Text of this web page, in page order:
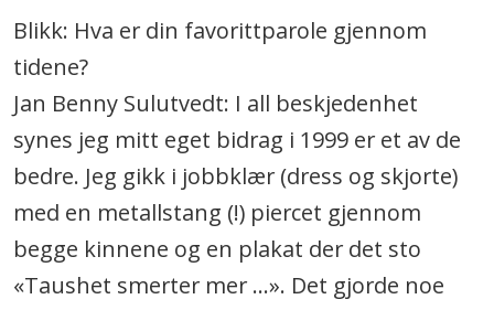
Blikk: Hva er din favorittparole gjennom
tidene?
Jan Benny Sulutvedt: I all beskjedenhet
synes jeg mitt eget bidrag i 1999 er et av de
bedre. Jeg gikk i jobbklær (dress og skjorte)
med en metallstang (!) piercet gjennom
begge kinnene og en plakat der det sto
«Taushet smerter mer …». Det gjorde noe